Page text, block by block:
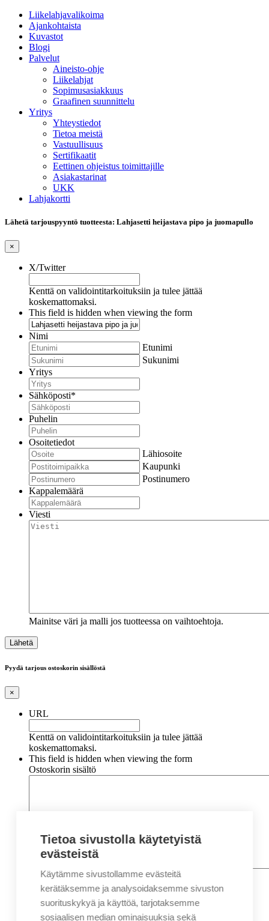
Liikelahjavalikoima
Ajankohtaista
Kuvastot
Blogi
Palvelut
Aineisto-ohje
Liikelahjat
Sopimusasiakkuus
Graafinen suunnittelu
Yritys
Yhteystiedot
Tietoa meistä
Vastuullisuus
Sertifikaatit
Eettinen ohjeistus toimittajille
Asiakastarinat
UKK
Lahjakortti
Lähetä tarjouspyyntö tuotteesta: Lahjasetti heijastava pipo ja juomapullo
×
X/Twitter
Kenttä on validointitarkoituksiin ja tulee jättää
koskemattomaksi.
This field is hidden when viewing the form
Nimi
Etunimi
Sukunimi
Yritys
Sähköposti*
Puhelin
Osoitetiedot
Lähiosoite
Kaupunki
Postinumero
Kappalemäärä
Viesti
Mainitse väri ja malli jos tuotteessa on vaihtoehtoja.
Pyydä tarjous ostoskorin sisällöstä
×
URL
Kenttä on validointitarkoituksiin ja tulee jättää
koskemattomaksi.
This field is hidden when viewing the form
Ostoskorin sisältö
Nimi*
Etunimi
Sukunimi
Tietoa sivustolla käytetyistä
evästeistä
Käytämme sivustollamme evästeitä
kerätäksemme ja analysoidaksemme sivuston
suorituskykyä ja käyttöä, tarjotaksemme
sosiaalisen median ominaisuuksia sekä